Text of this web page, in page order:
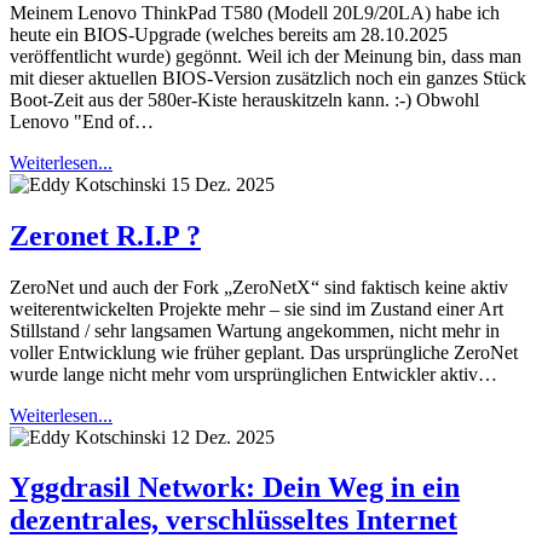
Meinem Lenovo ThinkPad T580 (Modell 20L9/20LA) habe ich
heute ein BIOS-Upgrade (welches bereits am 28.10.2025
veröffentlicht wurde) gegönnt. Weil ich der Meinung bin, dass man
mit dieser aktuellen BIOS-Version zusätzlich noch ein ganzes Stück
Boot-Zeit aus der 580er-Kiste herauskitzeln kann. :-) Obwohl
Lenovo "End of…
Weiterlesen...
15 Dez. 2025
Zeronet R.I.P ?
ZeroNet und auch der Fork „ZeroNetX“ sind faktisch keine aktiv
weiterentwickelten Projekte mehr – sie sind im Zustand einer Art
Stillstand / sehr langsamen Wartung angekommen, nicht mehr in
voller Entwicklung wie früher geplant. Das ursprüngliche ZeroNet
wurde lange nicht mehr vom ursprünglichen Entwickler aktiv…
Weiterlesen...
12 Dez. 2025
Yggdrasil Network: Dein Weg in ein
dezentrales, verschlüsseltes Internet